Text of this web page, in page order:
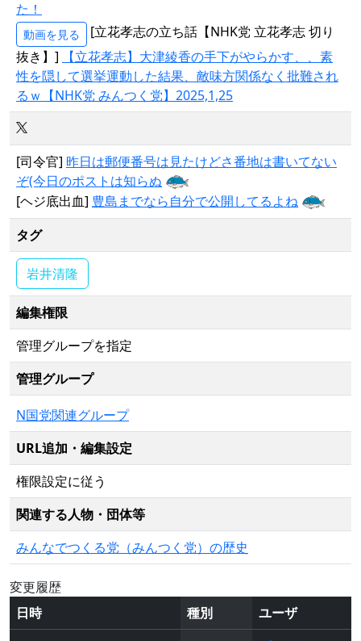
た！
動画を見る
[立花孝志の立ち話【NHK党 立花孝志 切り
抜き】]
【立花孝志】大津綾香の手下がやらかす、、素
性を隠して選挙運動した結果、敵味方関係なく批難され
るｗ【NHK党 みんつく党】2025,1,25
[司令官] 昨日は郵便番号は見たけどさ番地は書いてない
ぞ(今日のポストは知らぬ
[ヘジ底出血] 豊島までなら自分で公開してるよね
タグ
岩井清隆
編集権限
管理グループを指定
管理グループ
N国党関連グループ
URL追加・編集設定
権限設定に従う
関連する人物・団体等
みんなでつくる党（みんつく党）の歴史
変更履歴
日時
種別
ユーザ